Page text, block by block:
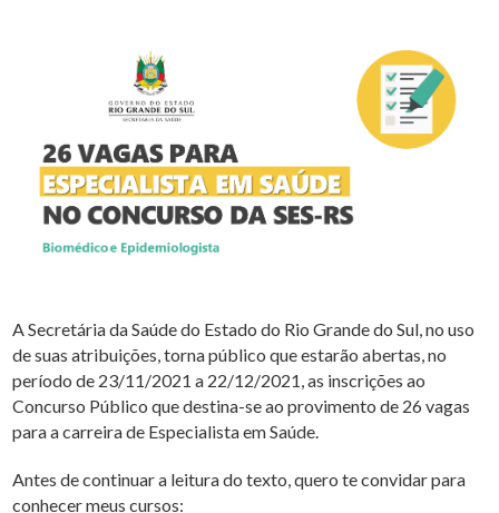
A Secretária da Saúde do Estado do Rio Grande do Sul, no uso
de suas atribuições, torna público que estarão abertas, no
período de 23/11/2021 a 22/12/2021, as inscrições ao
Concurso Público que destina-se ao provimento de 26 vagas
para a carreira de Especialista em Saúde.
Antes de continuar a leitura do texto, quero te convidar para
conhecer meus cursos: